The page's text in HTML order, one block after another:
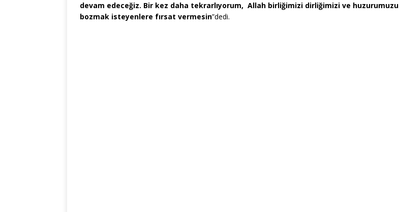
devam edeceğiz. Bir kez daha tekrarlıyorum, Allah birliğimizi dirliğimizi ve huzurumuzu
bozmak isteyenlere fırsat vermesin”dedi.